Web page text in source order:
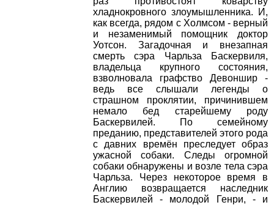
хладнокровного злоумышленника. И,
как всегда, рядом с Холмсом - верный
и незаменимый помощник доктор
Уотсон. Загадочная и внезапная
смерть сэра Чарльза Баскервиля,
владельца крупного состояния,
взволновала графство Девоншир -
ведь все слышали легенды о
страшном проклятии, причинившем
немало бед старейшему роду
Баскервилей. По семейному
преданию, представителей этого рода
с давних времён преследует образ
ужасной собаки. Следы огромной
собаки обнаружены и возле тела сэра
Чарльза. Через некоторое время в
Англию возвращается наследник
Баскервилей - молодой Генри, - и